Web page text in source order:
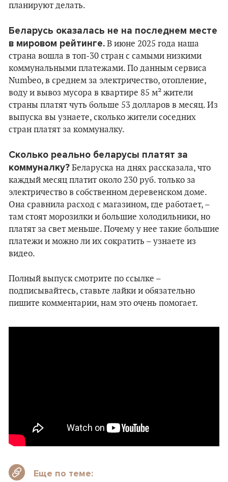
планируют делать.
Беларусь оказалась не на последнем месте
в мировом рейтинге. В июне 2025 года наша
страна вошла в топ-30 стран с самыми низкими
коммунальными платежами. По данным сервиса
Numbeo, в среднем за электричество, отопление,
воду и вывоз мусора в квартире 85 м² жители
страны платят чуть больше 53 долларов в месяц. Из
выпуска вы узнаете, сколько жители соседних
стран платят за коммуналку.
Сколько реально беларусы платят за
коммуналку? Беларуска на днях рассказала, что
каждый месяц платит около 230 руб. только за
электричество в собственном деревенском доме.
Она сравнила расход с магазином, где работает, –
там стоят морозилки и большие холодильники, но
платят за свет меньше. Почему у нее такие большие
платежи и можно ли их сократить – узнаете из
видео.
Полный выпуск смотрите по ссылке –
подписывайтесь, ставьте лайки и обязательно
пишите комментарии, нам это очень помогает.
Еще по теме: